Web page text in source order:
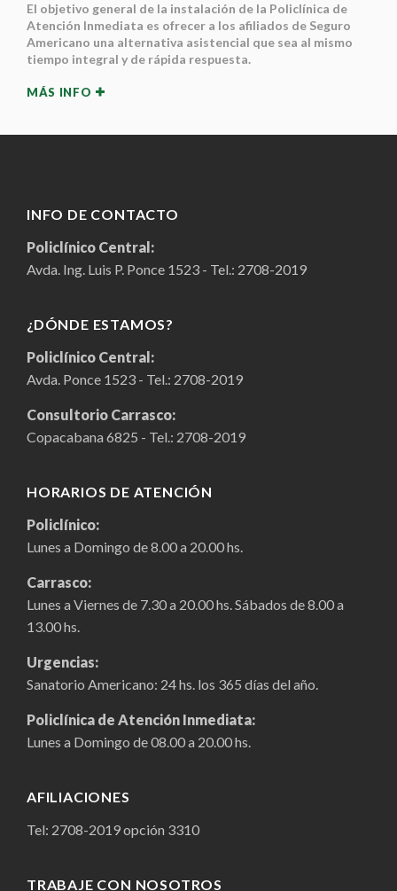
El objetivo general de la instalación de la Policlínica de
Atención Inmediata es ofrecer a los afiliados de Seguro
Americano una alternativa asistencial que sea al mismo
tiempo integral y de rápida respuesta.
MÁS INFO
INFO DE CONTACTO
Policlínico Central:
Avda. Ing. Luis P. Ponce 1523 - Tel.: 2708-2019
¿DÓNDE ESTAMOS?
Policlínico Central:
Avda. Ponce 1523 - Tel.: 2708-2019
Consultorio Carrasco:
Copacabana 6825 - Tel.: 2708-2019
HORARIOS DE ATENCIÓN
Policlínico:
Lunes a Domingo de 8.00 a 20.00 hs.
Carrasco:
Lunes a Viernes de 7.30 a 20.00 hs. Sábados de 8.00 a
13.00 hs.
Urgencias:
Sanatorio Americano: 24 hs. los 365 días del año.
Policlínica de Atención Inmediata:
Lunes a Domingo de 08.00 a 20.00 hs.
AFILIACIONES
Tel: 2708-2019opción 3310
TRABAJE CON NOSOTROS